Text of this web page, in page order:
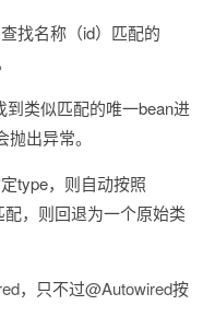
找名称（id）匹配的
类似匹配的唯一bean进
出异常。
type，则自动按照
，则回退为一个原始类
，只不过@Autowired按